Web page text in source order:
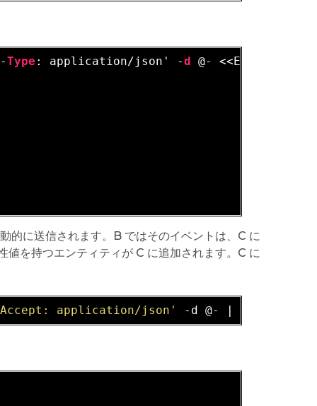
Type : application/json' -d @- <<EOF
的に送信されます。B ではそのイベントは、C に
を持つエンティティが C に追加されます。C に
application/json' -d @- |